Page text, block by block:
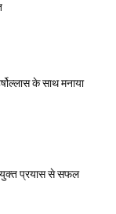
के साथ मनाया
प्रयास से सफल